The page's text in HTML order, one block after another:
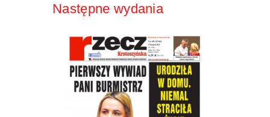
Następne wydania